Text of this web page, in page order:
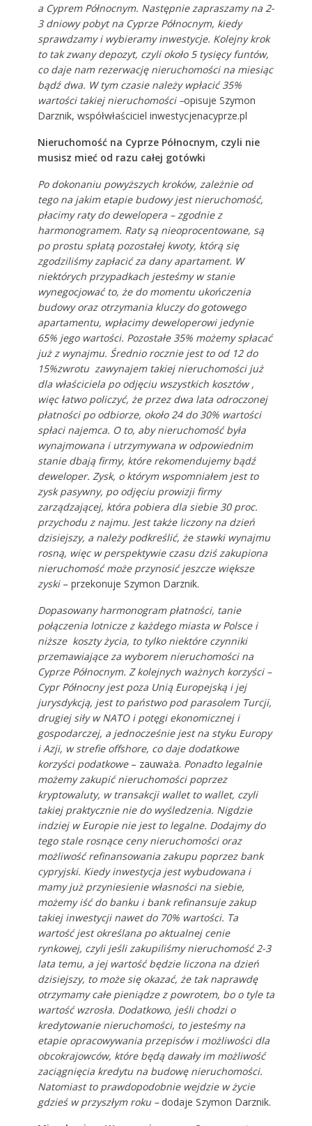
a Cyprem Północnym. Następnie zapraszamy na 2-
3 dniowy pobyt na Cyprze Północnym, kiedy
sprawdzamy i wybieramy inwestycje. Kolejny krok
to tak zwany depozyt, czyli około 5 tysięcy funtów,
co daje nam rezerwację nieruchomości na miesiąc
bądź dwa. W tym czasie należy wpłacić 35%
wartości takiej nieruchomości –opisuje Szymon
Darznik, współwłaściciel inwestycjenacyprze.pl
Nieruchomość na Cyprze Północnym, czyli nie
musisz mieć od razu całej gotówki
Po dokonaniu powyższych kroków, zależnie od
tego na jakim etapie budowy jest nieruchomość,
płacimy raty do dewelopera – zgodnie z
harmonogramem. Raty są nieoprocentowane, są
po prostu spłatą pozostałej kwoty, którą się
zgodziliśmy zapłacić za dany apartament. W
niektórych przypadkach jesteśmy w stanie
wynegocjować to, że do momentu ukończenia
budowy oraz otrzymania kluczy do gotowego
apartamentu, wpłacimy deweloperowi jedynie
65% jego wartości. Pozostałe 35% możemy spłacać
już z wynajmu. Średnio rocznie jest to od 12 do
15%zwrotu zawynajem takiej nieruchomości już
dla właściciela po odjęciu wszystkich kosztów ,
więc łatwo policzyć, że przez dwa lata odroczonej
płatności po odbiorze, około 24 do 30% wartości
spłaci najemca. O to, aby nieruchomość była
wynajmowana i utrzymywana w odpowiednim
stanie dbają firmy, które rekomendujemy bądź
deweloper. Zysk, o którym wspomniałem jest to
zysk pasywny, po odjęciu prowizji firmy
zarządzającej, która pobiera dla siebie 30 proc.
przychodu z najmu. Jest także liczony na dzień
dzisiejszy, a należy podkreślić, że stawki wynajmu
rosną, więc w perspektywie czasu dziś zakupiona
nieruchomość może przynosić jeszcze większe
zyski– przekonuje Szymon Darznik.
Dopasowany harmonogram płatności, tanie
połączenia lotnicze z każdego miasta w Polsce i
niższe koszty życia, to tylko niektóre czynniki
przemawiające za wyborem nieruchomości na
Cyprze Północnym. Z kolejnych ważnych korzyści –
Cypr Północny jest poza Unią Europejską i jej
jurysdykcją, jest to państwo pod parasolem Turcji,
drugiej siły w NATO i potęgi ekonomicznej i
gospodarczej, a jednocześnie jest na styku Europy
i Azji, w strefie offshore, co daje dodatkowe
korzyści podatkowe– zauważa. Ponadto legalnie
możemy zakupić nieruchomości poprzez
kryptowaluty, w transakcji wallet to wallet, czyli
takiej praktycznie nie do wyśledzenia. Nigdzie
indziej w Europie nie jest to legalne. Dodajmy do
tego stale rosnące ceny nieruchomości oraz
możliwość refinansowania zakupu poprzez bank
cypryjski. Kiedy inwestycja jest wybudowana i
mamy już przyniesienie własności na siebie,
możemy iść do banku i bank refinansuje zakup
takiej inwestycji nawet do 70% wartości. Ta
wartość jest określana po aktualnej cenie
rynkowej, czyli jeśli zakupiliśmy nieruchomość 2-3
lata temu, a jej wartość będzie liczona na dzień
dzisiejszy, to może się okazać, że tak naprawdę
otrzymamy całe pieniądze z powrotem, bo o tyle ta
wartość wzrosła. Dodatkowo, jeśli chodzi o
kredytowanie nieruchomości, to jesteśmy na
etapie opracowywania przepisów i możliwości dla
obcokrajowców, które będą dawały im możliwość
zaciągnięcia kredytu na budowę nieruchomości.
Natomiast to prawdopodobnie wejdzie w życie
gdzieś w przyszłym roku –dodaje Szymon Darznik.